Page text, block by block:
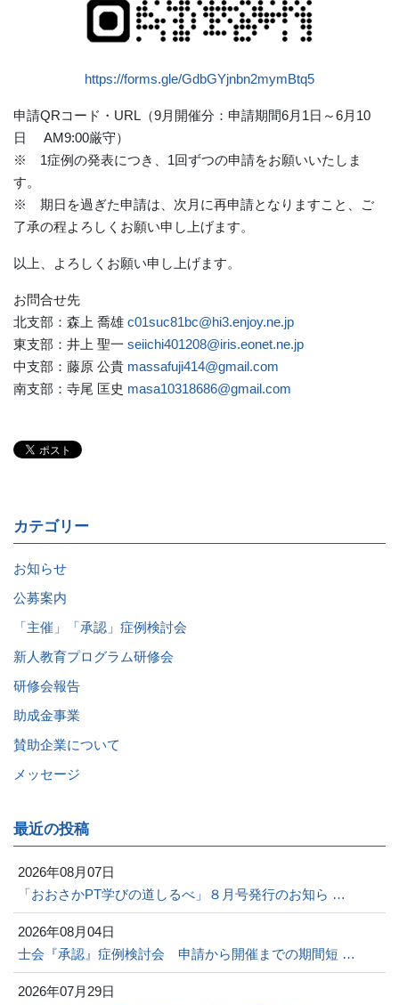
https://forms.gle/GdbGYjnbn2mymBtq5
申請QRコード・URL（9月開催分：申請期間6月1日～6月10
日 AM9:00厳守）
※ 1症例の発表につき、1回ずつの申請をお願いいたしま
す。
※ 期日を過ぎた申請は、次月に再申請となりますこと、ご
了承の程よろしくお願い申し上げます。
以上、よろしくお願い申し上げます。
お問合せ先
北支部：森上 喬雄 c01suc81bc@hi3.enjoy.ne.jp
東支部：井上 聖一 seiichi401208@iris.eonet.ne.jp
中支部：藤原 公貴 massafuji414@gmail.com
南支部：寺尾 匡史 masa10318686@gmail.com
カテゴリー
お知らせ
公募案内
「主催」「承認」症例検討会
新人教育プログラム研修会
研修会報告
助成金事業
賛助企業について
メッセージ
最近の投稿
2026年08月07日
「おおさかPT学びの道しるべ」８月号発行のお知ら …
2026年08月04日
士会『承認』症例検討会 申請から開催までの期間短 …
2026年07月29日